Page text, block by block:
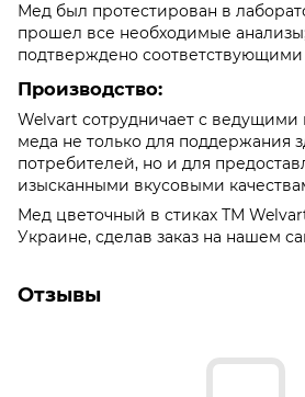
Мед был протестирован в
прошел все необходимые
подтверждено
Производство:
Welvart сотрудничает с
меда не только для поддержания
потребителей, но и для
изысканными вкусовыми
Мед цветочный в стиках ТМ
Украине, сделав заказ на нашем
Отзывы